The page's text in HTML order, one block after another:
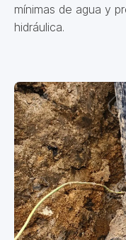
mínimas de agua y
hidráulica.